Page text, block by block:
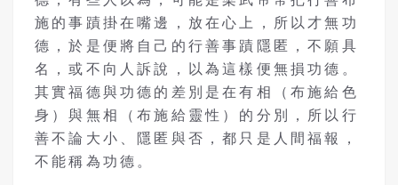
施的事蹟掛在嘴邊，放在心上，所以才無功
德，於是便將自己的行善事蹟隱匿，不願具
名，或不向人訴說，以為這樣便無損功德。
其實福德與功德的差別是在有相（布施給色
身）與無相（布施給靈性）的分別，所以行
善不論大小、隱匿與否，都只是人間福報，
不能稱為功德。